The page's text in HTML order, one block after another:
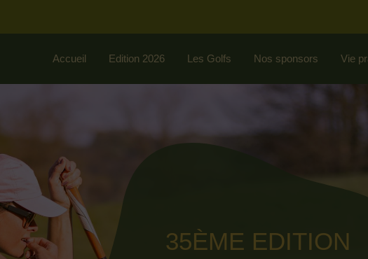
Accueil Edition 2026 Les Golfs Nos sponsors Vie
35ÈME EDITION